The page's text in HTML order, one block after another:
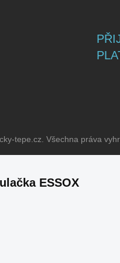
tepe.cz. Všechna práva
ESSOX